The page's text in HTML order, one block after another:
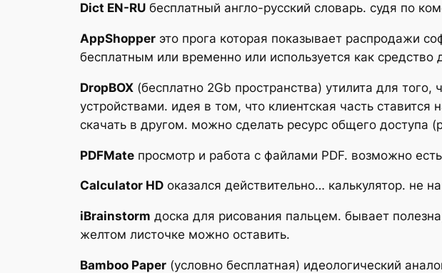
Dict EN-RU бесплатный англо-русский словарь. судя по
AppShopper это прога которая показывает распродажи
бесплатным или временно или используется как средство
DropBOX (бесплатно 2Gb пространства) утилита для
устройствами. идея в том, что клиентская часть
скачать в другом. можно сделать ресурс общего доступа
PDFMate просмотр и работа с файлами PDF. возможно
Calculator HD оказался действительно… калькулятор. не
iBrainstorm доска для рисования пальцем. бывает
желтом листочке можно оставить.
Bamboo Paper (условно бесплатная) идеологический